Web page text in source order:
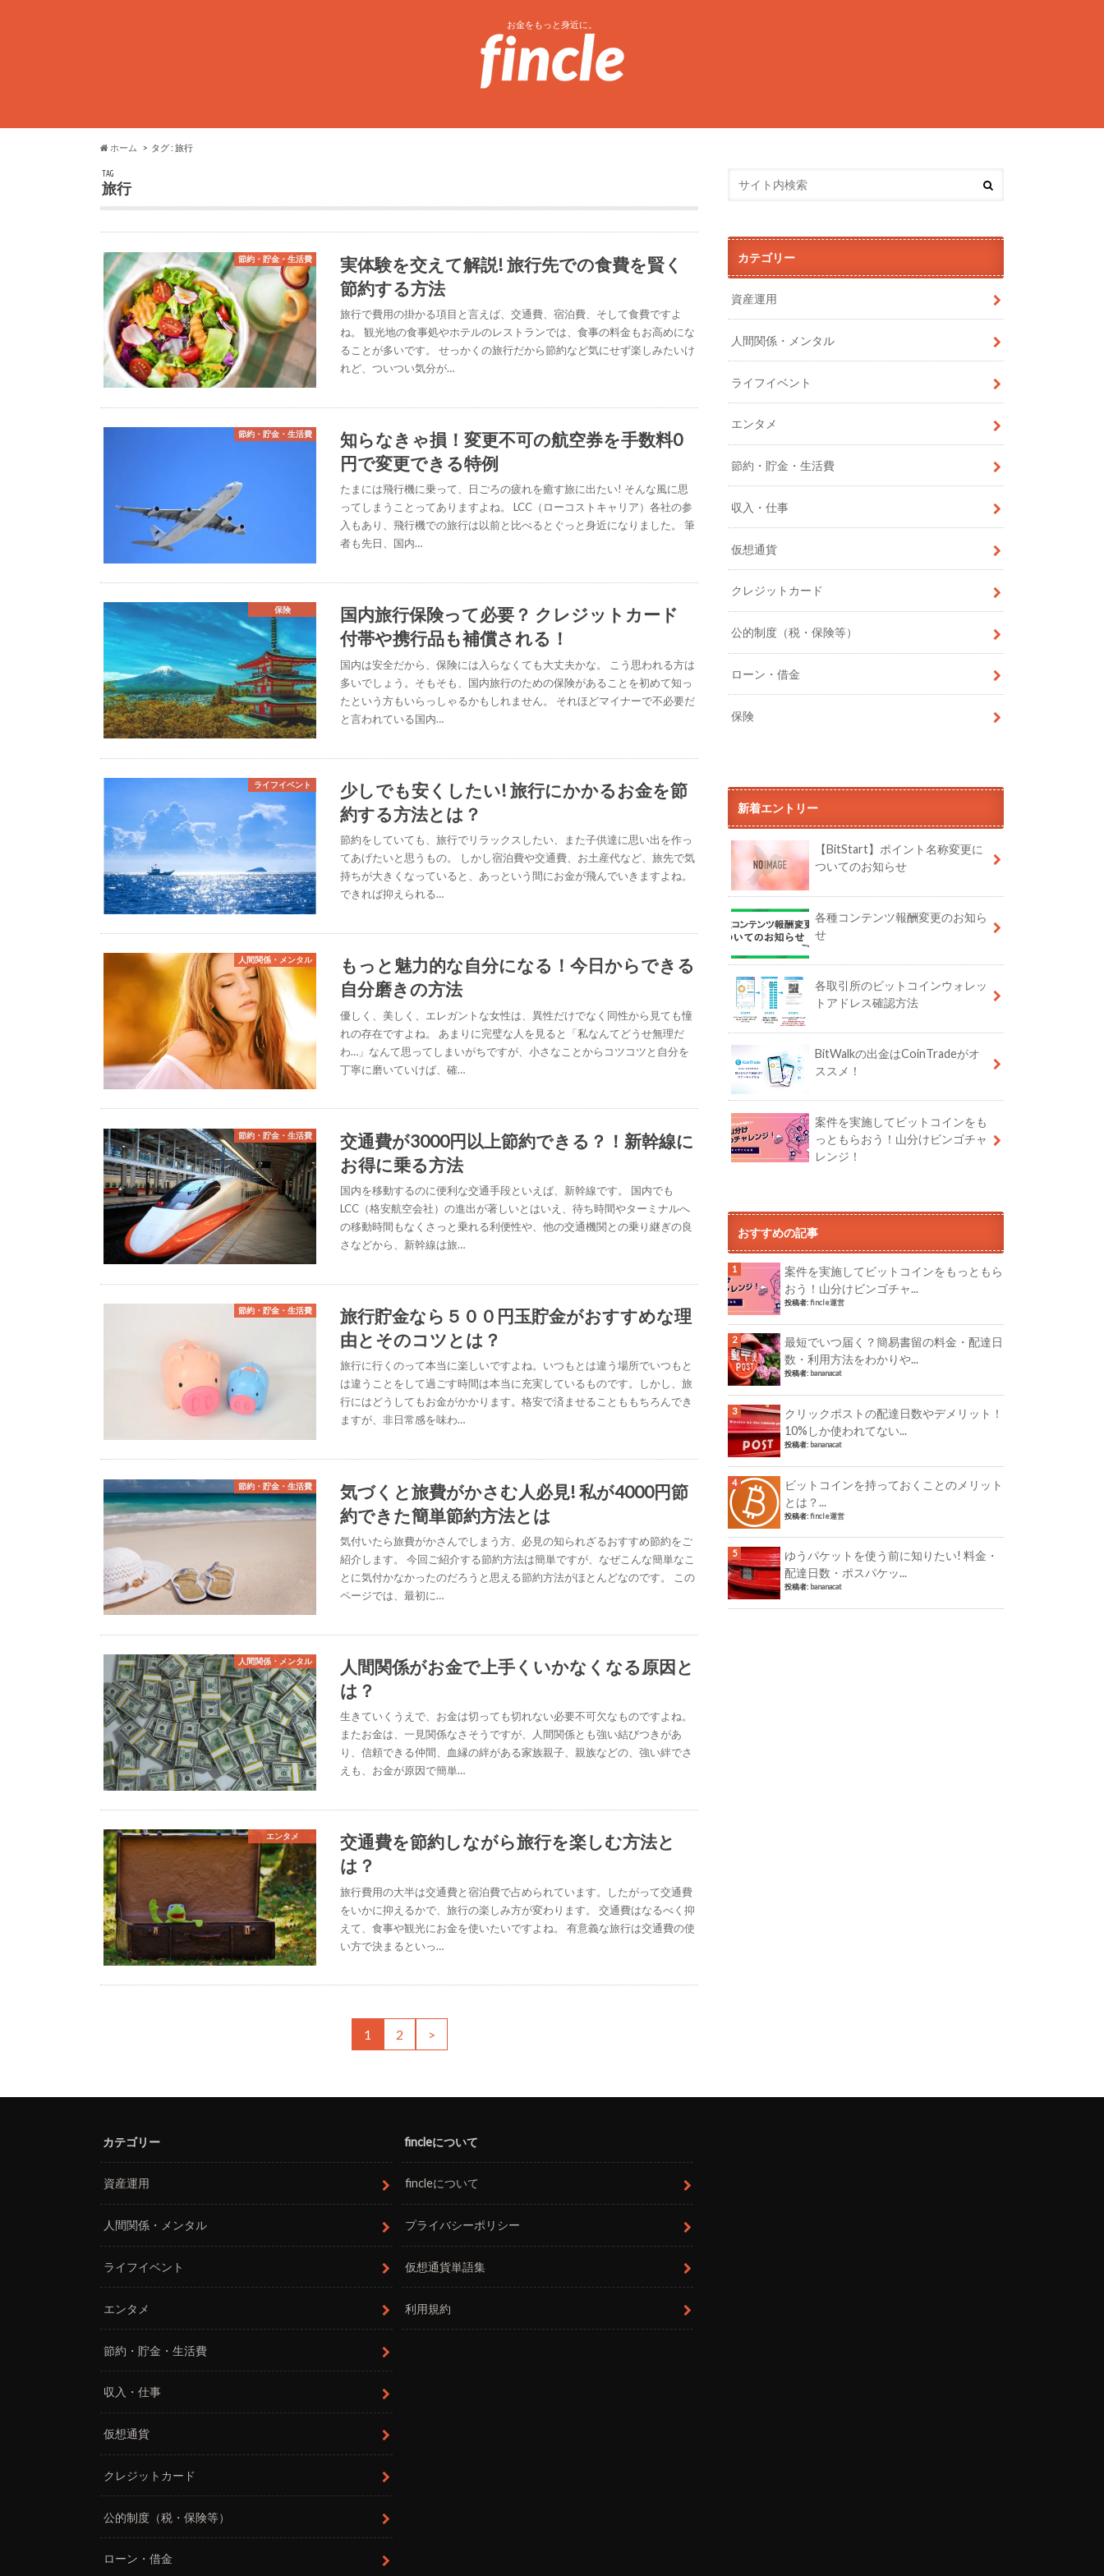
お金をもっと身近に。
ホーム タグ : 旅行
TAG
旅行
節約・貯金・生活費
実体験を交えて解説! 旅行先での食費を賢く
節約する方法
旅行で費用の掛かる項目と言えば、交通費、宿泊費、そして食費ですよ
ね。 観光地の食事処やホテルのレストランでは、食事の料金もお高めにな
ることが多いです。 せっかくの旅行だから節約など気にせず楽しみたいけ
れど、ついつい気分が…
節約・貯金・生活費
知らなきゃ損！変更不可の航空券を手数料0
円で変更できる特例
たまには飛行機に乗って、日ごろの疲れを癒す旅に出たい! そんな風に思
ってしまうことってありますよね。 LCC（ローコストキャリア）各社の参
入もあり、飛行機での旅行は以前と比べるとぐっと身近になりました。 筆
者も先日、国内…
保険
国内旅行保険って必要？ クレジットカード
付帯や携行品も補償される！
国内は安全だから、保険には入らなくても大丈夫かな。 こう思われる方は
多いでしょう。そもそも、国内旅行のための保険があることを初めて知っ
たという方もいらっしゃるかもしれません。 それほどマイナーで不必要だ
と言われている国内…
ライフイベント
少しでも安くしたい! 旅行にかかるお金を節
約する方法とは？
節約をしていても、旅行でリラックスしたい、また子供達に思い出を作っ
てあげたいと思うもの。 しかし宿泊費や交通費、お土産代など、旅先で気
持ちが大きくなっていると、あっという間にお金が飛んでいきますよね。
できれば抑えられる…
人間関係・メンタル
もっと魅力的な自分になる！今日からできる
自分磨きの方法
優しく、美しく、エレガントな女性は、異性だけでなく同性から見ても憧
れの存在ですよね。 あまりに完璧な人を見ると「私なんてどうせ無理だ
わ…」なんて思ってしまいがちですが、小さなことからコツコツと自分を
丁寧に磨いていけば、確…
節約・貯金・生活費
交通費が3000円以上節約できる？！新幹線に
お得に乗る方法
国内を移動するのに便利な交通手段といえば、新幹線です。 国内でも
LCC（格安航空会社）の進出が著しいとはいえ、待ち時間やターミナルへ
の移動時間もなくさっと乗れる利便性や、他の交通機関との乗り継ぎの良
さなどから、新幹線は旅…
節約・貯金・生活費
旅行貯金なら５００円玉貯金がおすすめな理
由とそのコツとは？
旅行に行くのって本当に楽しいですよね。いつもとは違う場所でいつもと
は違うことをして過ごす時間は本当に充実しているものです。しかし、旅
行にはどうしてもお金がかかります。格安で済ませることももちろんでき
ますが、非日常感を味わ…
節約・貯金・生活費
気づくと旅費がかさむ人必見! 私が4000円節
約できた簡単節約方法とは
気付いたら旅費がかさんでしまう方、必見の知られざるおすすめ節約をご
紹介します。 今回ご紹介する節約方法は簡単ですが、なぜこんな簡単なこ
とに気付かなかったのだろうと思える節約方法がほとんどなのです。 この
ページでは、最初に…
人間関係・メンタル
人間関係がお金で上手くいかなくなる原因と
は？
生きていくうえで、お金は切っても切れない必要不可欠なものですよね。
またお金は、一見関係なさそうですが、人間関係とも強い結びつきがあ
り、信頼できる仲間、血縁の絆がある家族親子、親族などの、強い絆でさ
えも、お金が原因で簡単…
エンタメ
交通費を節約しながら旅行を楽しむ方法と
は？
旅行費用の大半は交通費と宿泊費で占められています。したがって交通費
をいかに抑えるかで、旅行の楽しみ方が変わります。 交通費はなるべく抑
えて、食事や観光にお金を使いたいですよね。 有意義な旅行は交通費の使
い方で決まるといっ…
1 2 >
カテゴリー
資産運用
人間関係・メンタル
ライフイベント
エンタメ
節約・貯金・生活費
収入・仕事
仮想通貨
クレジットカード
公的制度（税・保険等）
ローン・借金
保険
新着エントリー
【BitStart】ポイント名称変更に
ついてのお知らせ
各種コンテンツ報酬変更のお知ら
せ
各取引所のビットコインウォレッ
トアドレス確認方法
BitWalkの出金はCoinTradeがオ
ススメ！
案件を実施してビットコインをも
っともらおう！山分けビンゴチャ
レンジ！
おすすめの記事
案件を実施してビットコインをもっともら
おう！山分けビンゴチャ...
投稿者:fincle運営
最短でいつ届く？簡易書留の料金・配達日
数・利用方法をわかりや...
投稿者: bananacat
クリックポストの配達日数やデメリット！
10%しか使われてない...
投稿者: bananacat
ビットコインを持っておくことのメリット
とは？...
投稿者:fincle運営
ゆうパケットを使う前に知りたい! 料金・
配達日数・ポスパケッ...
投稿者: bananacat
カテゴリー
資産運用
人間関係・メンタル
ライフイベント
エンタメ
節約・貯金・生活費
収入・仕事
仮想通貨
クレジットカード
公的制度（税・保険等）
ローン・借金
fincleについて
fincleについて
プライバシーポリシー
仮想通貨単語集
利用規約